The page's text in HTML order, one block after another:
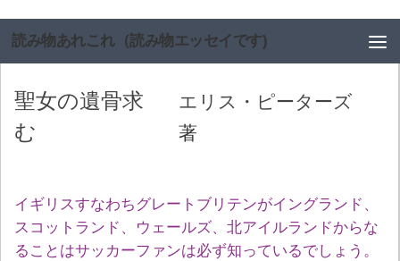
読み物あれこれ（読み物エッセイです)
聖女の遺骨求
む
エリス・ピーターズ
著
イギリスすなわちグレートブリテンがイングランド、
スコットランド、ウェールズ、北アイルランドからな
ることはサッカーファンは必ず知っているでしょう。